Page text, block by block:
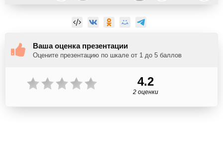
Ваша оценка презентации
Оцените презентацию по шкале от 1 до 5 баллов
4.2
2 оценки